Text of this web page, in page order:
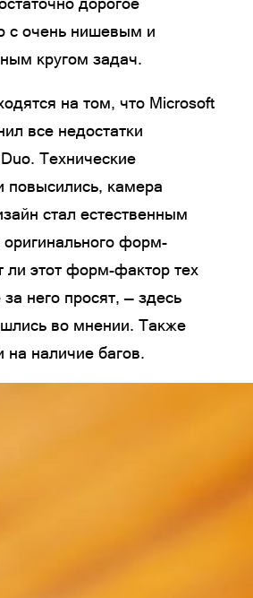
с очень нишевым и
кругом задач.
на том, что Microsoft
все недостатки
Технические
повысились, камера
стал естественным
форм-
ли этот форм-фактор тех
него просят, — здесь
во мнении. Также
на наличие багов.